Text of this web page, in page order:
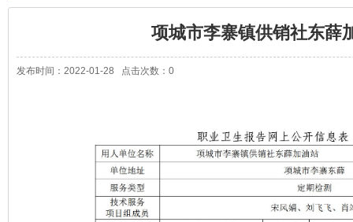
项城市李寨镇供销社东薛
发布时间：2022-01-28 点击次数：0